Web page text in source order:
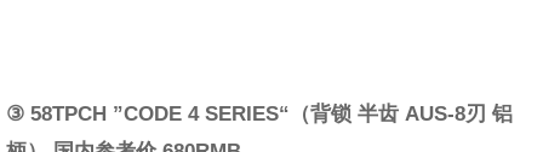
③ 58TPCH ”CODE 4 SERIES“（背锁 半齿 AUS-8刃 铝